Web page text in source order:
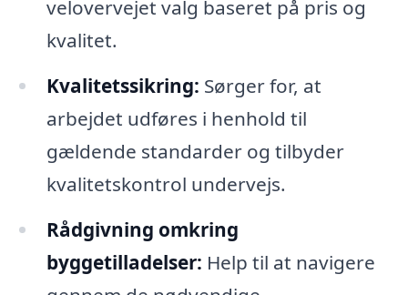
velovervejet valg baseret på pris og
kvalitet.
Kvalitetssikring: Sørger for, at
arbejdet udføres i henhold til
gældende standarder og tilbyder
kvalitetskontrol undervejs.
Rådgivning omkring
byggetilladelser: Help til at navigere